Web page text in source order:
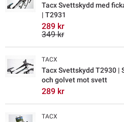
Tacx Svettskydd med
| T2931
289 kr
349 kr
TACX
Tacx Svettskydd T2930 |
och golvet mot svett
289 kr
TACX